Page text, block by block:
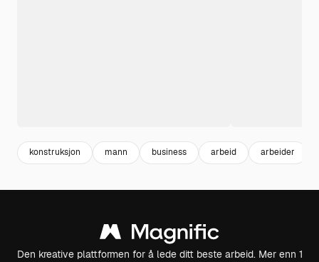
konstruksjon mann business arbeid arbeider
Den kreative plattformen for å lede ditt beste arbeid. Mer enn 1